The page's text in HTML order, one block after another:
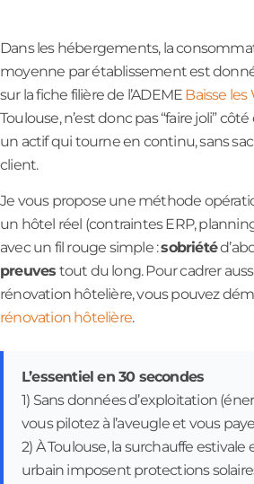
Dans les hébergements, la
moyenne par établissement est
sur la fiche filière de l’ADEME Baisse les
Toulouse, n’est donc pas “faire joli”
un actif qui tourne en continu, sans
client.
Je vous propose une méthode
un hôtel réel (contraintes ERP,
avec un fil rouge simple :sobriété
preuves tout du long. Pour cadrer
rénovation hôtelière, vous pouvez
rénovation hôtelière.
L’essentiel en 30 secondes
1) Sans données d’exploitation
vous pilotez à l’aveugle et vous
2) À Toulouse, la surchauffe estivale
urbain imposent protections